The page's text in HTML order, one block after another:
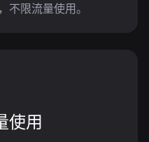
不限流量使用。
使用